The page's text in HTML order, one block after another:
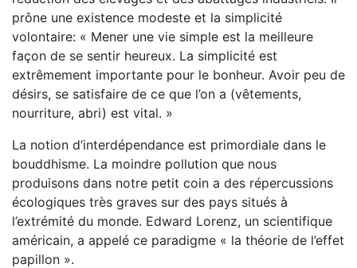
prône une existence modeste et la simplicité
volontaire: « Mener une vie simple est la meilleure
façon de se sentir heureux. La simplicité est
extrêmement importante pour le bonheur. Avoir peu de
désirs, se satisfaire de ce que l’on a (vêtements,
nourriture, abri) est vital. »
La notion d’interdépendance est primordiale dans le
bouddhisme. La moindre pollution que nous
produisons dans notre petit coin a des répercussions
écologiques très graves sur des pays situés à
l’extrémité du monde. Edward Lorenz, un scientifique
américain, a appelé ce paradigme « la théorie de l’effet
papillon ».